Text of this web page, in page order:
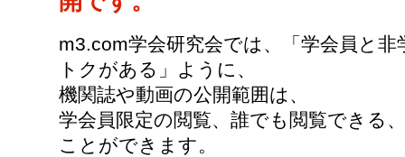
m3.com学会研究会では、「学会員と
トクがある」ように、
機関誌や動画の公開範囲は、
学会員限定の閲覧、誰でも閲覧できる
ことができます。